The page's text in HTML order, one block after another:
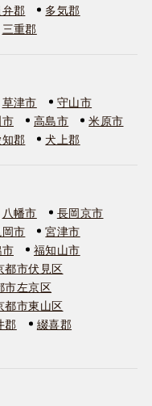
弁郡
多気郡
三重郡
草津市
守山市
高島市
米原市
郡 犬上郡
八幡市
長岡京市
市
宮津市
福知山市
都市伏見区
市左京区
都市東山区
郡
綴喜郡